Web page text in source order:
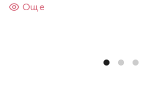
Още